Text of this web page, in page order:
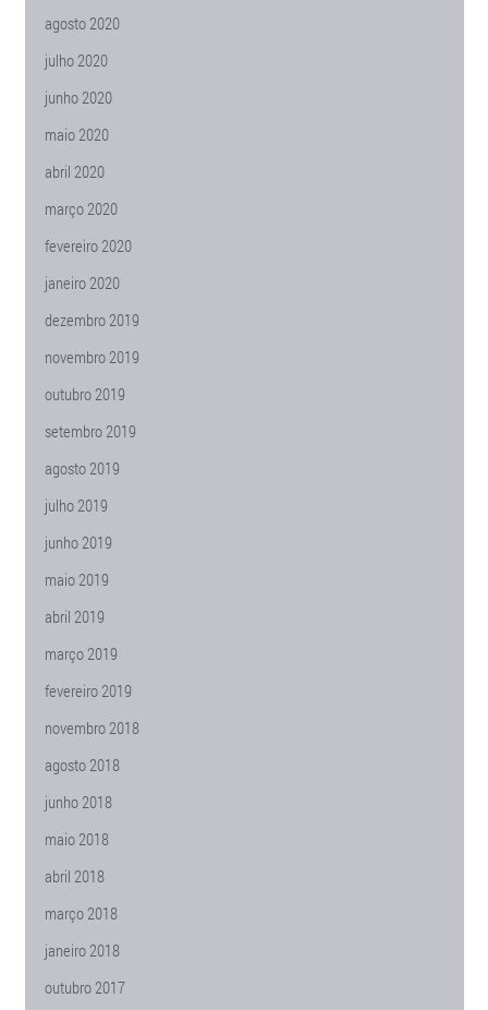
agosto 2020
julho 2020
junho 2020
maio 2020
abril 2020
março 2020
fevereiro 2020
janeiro 2020
dezembro 2019
novembro 2019
outubro 2019
setembro 2019
agosto 2019
julho 2019
junho 2019
maio 2019
abril 2019
março 2019
fevereiro 2019
novembro 2018
agosto 2018
junho 2018
maio 2018
abril 2018
março 2018
janeiro 2018
outubro 2017